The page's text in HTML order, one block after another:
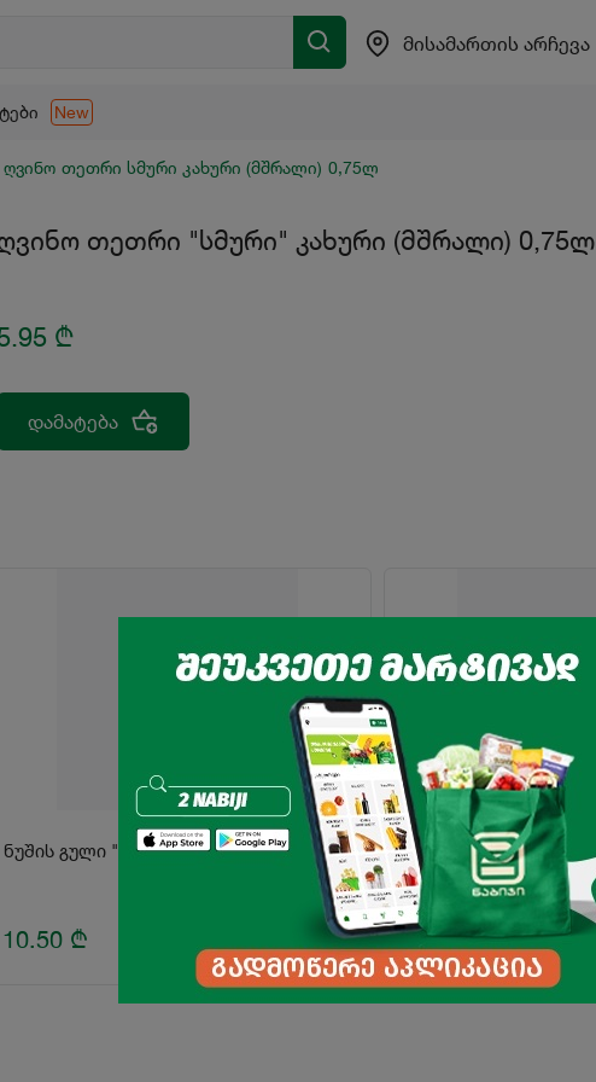
მისამართის არჩევა
New
ღვინო თეთრი სმური კახური (მშრალი) 0,75ლ
თეთრი "სმური" კახური (მშრალი) 0,75ლ
₾
დამატება
ნუშის გული "აგროფაი" 130გრ
10.50 ₾
ნიგოზი 300გ
7.95 ₾